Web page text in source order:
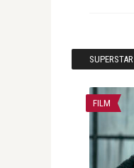
SUPERSTAR
FILM